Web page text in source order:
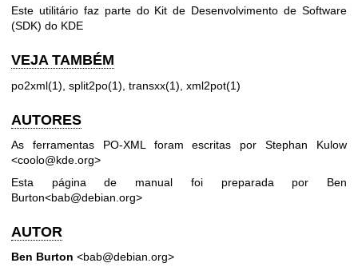
Este utilitário faz parte do Kit de Desenvolvimento de Software
(SDK) do KDE
VEJA TAMBÉM
po2xml(1), split2po(1), transxx(1), xml2pot(1)
AUTORES
As ferramentas PO-XML foram escritas por Stephan Kulow
<coolo@kde.org>
Esta página de manual foi preparada por Ben
Burton<bab@debian.org>
AUTOR
Ben Burton <bab@debian.org>